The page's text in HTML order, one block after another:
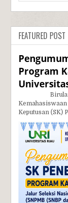
FEATURED POST
Program
Keputusan (SK)